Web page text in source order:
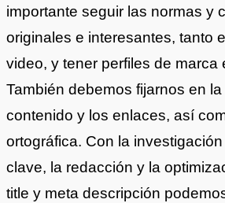
importante seguir las normas y
originales e interesantes, tanto
video, y tener perfiles de marca
También debemos fijarnos en la
contenido y los enlaces, así
ortográfica. Con la
clave, la redacción y la
title y meta descripción